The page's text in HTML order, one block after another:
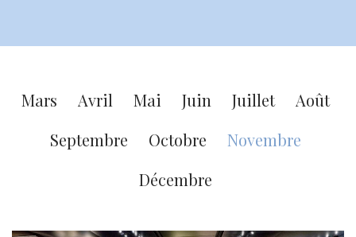
Mars Avril Mai Juin Juillet
Août
Septembre
Octobre
Novembre
Décembre